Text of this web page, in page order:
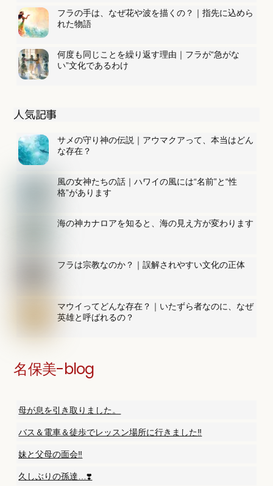
フラの手は、なぜ花や波を描くの？｜指先に込めら
れた物語
何度も同じことを繰り返す理由｜フラが“急がな
い”文化であるわけ
人気記事
サメの守り神の伝説｜アウマクアって、本当はどん
な存在？
風の女神たちの話｜ハワイの風には“名前”と“性
格”があります
海の神カナロアを知ると、海の見え方が変わります
フラは宗教なのか？｜誤解されやすい文化の正体
マウイってどんな存在？｜いたずら者なのに、なぜ
英雄と呼ばれるの？
名保美-blog
母が息を引き取りました。
バス＆電車＆徒歩でレッスン場所に行きました‼️
妹と父母の面会‼️
久しぶりの孫達…❣️